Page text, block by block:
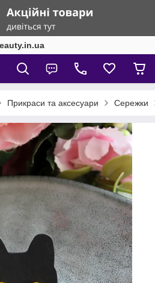
Прикраси та аксесуари Сережки